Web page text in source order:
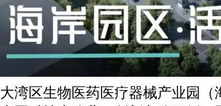
大湾区生物医药医疗器械产业园